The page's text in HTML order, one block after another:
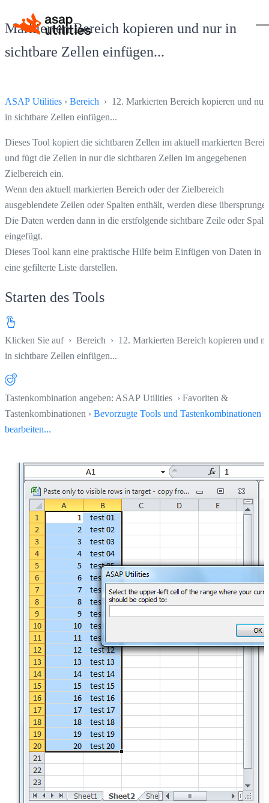
Markierten Bereich kopieren und nur in
sichtbare Zellen einfügen...
ASAP Utilities › Bereich › 12. Markierten Bereich kopieren und nur
in sichtbare Zellen einfügen...
Dieses Tool kopiert die sichtbaren Zellen im aktuell markierten
und fügt die Zellen in nur die sichtbaren Zellen im angegebenen
Zielbereich ein.
Wenn den aktuell markierten Bereich oder der Zielbereich
ausgeblendete Zeilen oder Spalten enthält, werden diese
Die Daten werden dann in die erstfolgende sichtbare Zeile oder
eingefügt.
Dieses Tool kann eine praktische Hilfe beim Einfügen von Daten in
eine gefilterte Liste darstellen.
Starten des Tools
Klicken Sie auf › Bereich › 12. Markierten Bereich kopieren und
in sichtbare Zellen einfügen...
Tastenkombination angeben: ASAP Utilities › Favoriten &
Tastenkombinationen › Bevorzugte Tools und Tastenkombinationen
bearbeiten...